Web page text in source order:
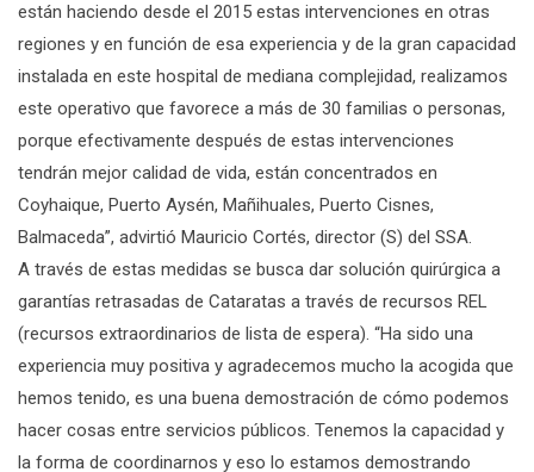
están haciendo desde el 2015 estas intervenciones en otras
regiones y en función de esa experiencia y de la gran capacidad
instalada en este hospital de mediana complejidad, realizamos
este operativo que favorece a más de 30 familias o personas,
porque efectivamente después de estas intervenciones
tendrán mejor calidad de vida, están concentrados en
Coyhaique, Puerto Aysén, Mañihuales, Puerto Cisnes,
Balmaceda”, advirtió Mauricio Cortés, director (S) del SSA.
A través de estas medidas se busca dar solución quirúrgica a
garantías retrasadas de Cataratas a través de recursos REL
(recursos extraordinarios de lista de espera). “Ha sido una
experiencia muy positiva y agradecemos mucho la acogida que
hemos tenido, es una buena demostración de cómo podemos
hacer cosas entre servicios públicos. Tenemos la capacidad y
la forma de coordinarnos y eso lo estamos demostrando